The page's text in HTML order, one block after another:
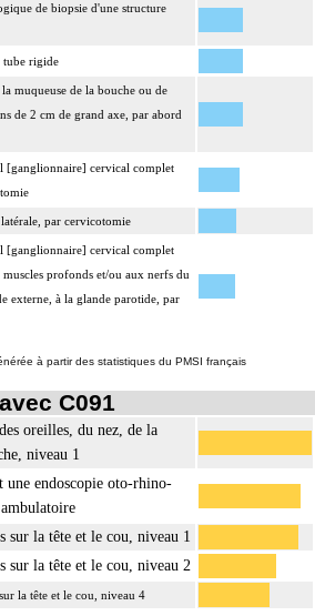
de biopsie d'une structure
tube rigide
muqueuse de la bouche ou de
de 2 cm de grand axe, par abord
[ganglionnaire] cervical complet
par cervicotomie
[ganglionnaire] cervical complet
profonds et/ou aux nerfs du
externe, à la glande parotide, par
à partir des statistiques du PMSI français
C091
oreilles, du nez, de la
niveau 1
une endoscopie oto-rhino-
sur la tête et le cou, niveau 1
sur la tête et le cou, niveau 2
la tête et le cou, niveau 4